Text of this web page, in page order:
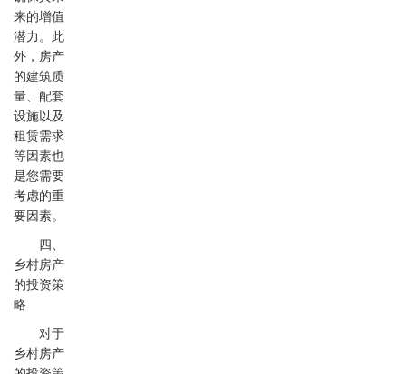
来的增值
潜力。此
外，房产
的建筑质
量、配套
设施以及
租赁需求
等因素也
是您需要
考虑的重
要因素。
四、
乡村房产
的投资策
略
对于
乡村房产